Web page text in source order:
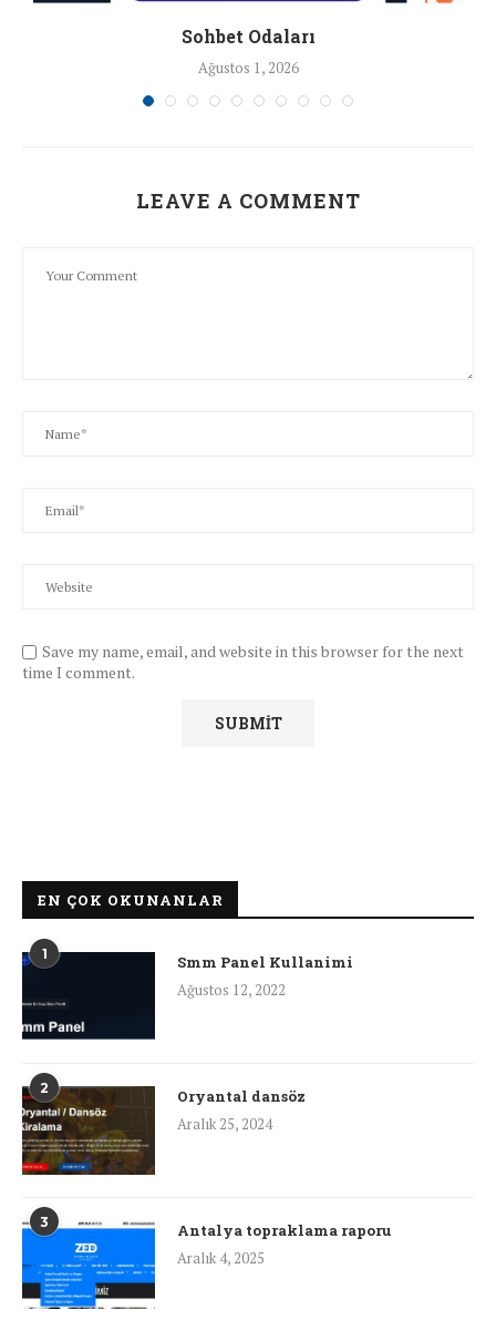
Sohbet Odaları
Ağustos 1, 2026
LEAVE A COMMENT
Save my name, email, and website in this browser for the next
time I comment.
EN ÇOK OKUNANLAR
1
Smm Panel Kullanimi
Ağustos 12, 2022
2
Oryantal dansöz
Aralık 25, 2024
3
Antalya topraklama raporu
Aralık 4, 2025